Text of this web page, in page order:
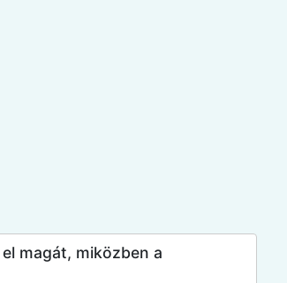
magát, miközben a